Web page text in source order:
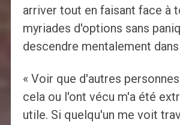
arriver tout en faisant face à
myriades d'options sans
descendre mentalement
« Voir que d'autres
cela ou l'ont vécu m'a été
utile. Si quelqu'un me voit